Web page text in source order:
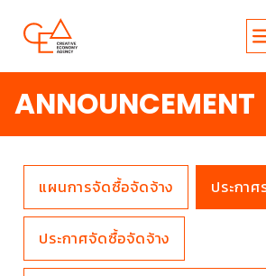
WHAT ARE YOU
FOR?
ANNOUNCEMENT
แผนการจัดซื้อจัดจ้าง ประกาศ
ประกาศจัดซื้อจัดจ้าง